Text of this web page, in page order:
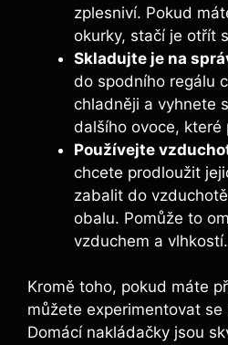
zplesniví. Pokud
okurky, stačí je otřít
Skladujte je na
do spodního regálu
chladněji a vyhnete
dalšího ovoce, které
Používejte
chcete prodloužit
zabalit do
obalu. Pomůže to
vzduchem a vlhkostí.
Kromě toho, pokud máte
můžete experimentovat se
Domácí nakládačky jsou